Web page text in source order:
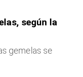
según la
gemelas se